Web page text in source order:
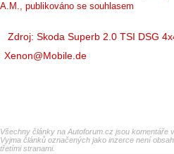
A.M., publikováno se souhlasem
Zdroj: Skoda Superb 2.0 TSI DSG
Xenon@Mobile.de
Všechny články na Autoforum.cz jsou komentáře
Vyjma článků označených jako inzerce není
třetími stranami.